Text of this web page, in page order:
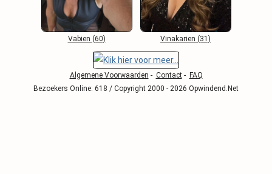
Vabien (60) Vinakarien (31)
Algemene Voorwaarden - Contact- FAQ
Bezoekers Online: 618 / Copyright 2000 - 2026 Opwindend.Net